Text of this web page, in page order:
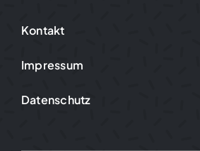
Kontakt
Impressum
Datenschutz